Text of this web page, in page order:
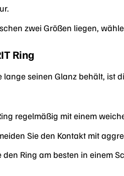
zwei Größen liegen,
Ring
lange seinen Glanz behält,
regelmäßig mit einem
Sie den Kontakt mit
den Ring am besten in einem